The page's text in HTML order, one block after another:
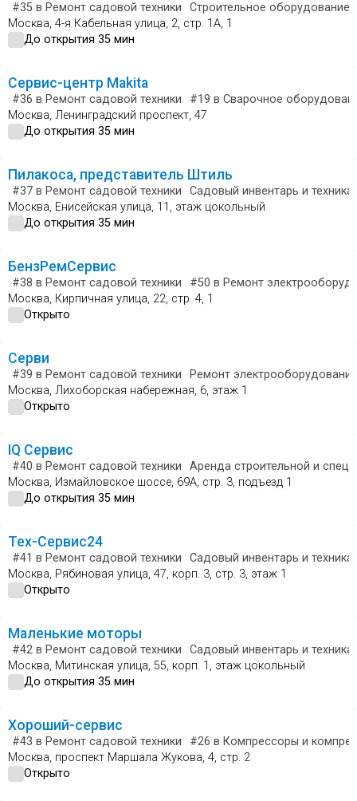
#35 в Ремонт садовой техники
Строительное оборудование
Москва, 4-я Кабельная улица, 2, стр. 1А, 1
До открытия 35 мин
Сервис-центр Makita
#36 в Ремонт садовой техники #19 в Сварочное
Москва, Ленинградский проспект, 47
До открытия 35 мин
Пилакоса, представитель Штиль
#37 в Ремонт садовой техники
Садовый инвентарь и техника
Москва, Енисейская улица, 11, этаж цокольный
До открытия 35 мин
БензРемСервис
#38 в Ремонт садовой техники #50 в Ремонт
Москва, Кирпичная улица, 22, стр. 4, 1
Открыто
Серви
#39 в Ремонт садовой техники
Ремонт электрооборудования
Москва, Лихоборская набережная, 6, этаж 1
Открыто
IQ Сервис
#40 в Ремонт садовой техники
Аренда строительной и
Москва, Измайловское шоссе, 69А, стр. 3, подъезд 1
До открытия 35 мин
Тех-Сервис24
#41 в Ремонт садовой техники
Садовый инвентарь и техника
Москва, Рябиновая улица, 47, корп. 3, стр. 3, этаж 1
Открыто
Маленькие моторы
#42 в Ремонт садовой техники
Садовый инвентарь и техника
Москва, Митинская улица, 55, корп. 1, этаж цокольный
До открытия 35 мин
Хороший-сервис
#43 в Ремонт садовой техники #26 в Компрессоры и
Москва, проспект Маршала Жукова, 4, стр. 2
Открыто